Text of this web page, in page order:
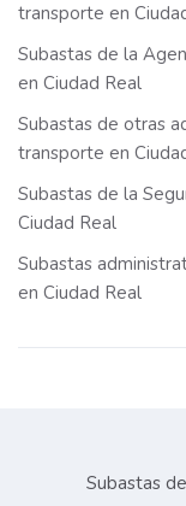
transporte en
Subastas de la
en Ciudad Real
Subastas de otras
transporte en
Subastas de la
Ciudad Real
Subastas
en Ciudad Real
Subastas